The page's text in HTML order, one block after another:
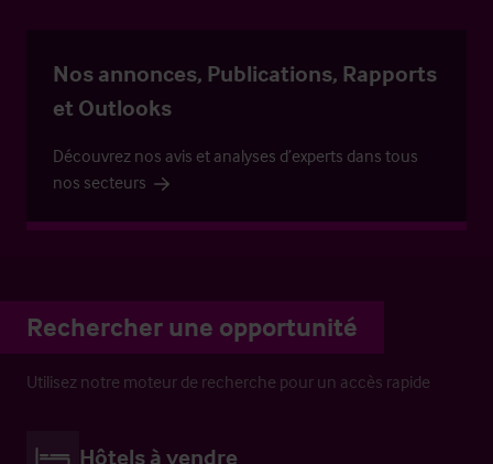
Nos annonces, Publications, Rapports
et Outlooks
Découvrez nos avis et analyses d’experts dans tous
nos secteurs
Rechercher une opportunité
Utilisez notre moteur de recherche pour un accès rapide
Hôtels à vendre